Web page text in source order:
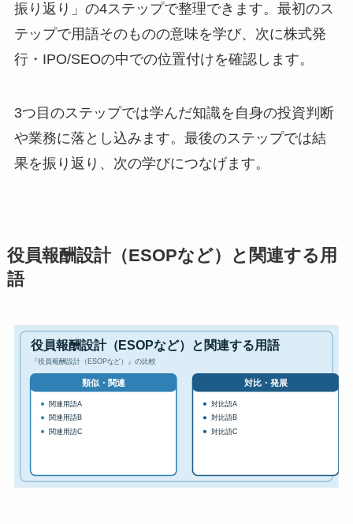
振り返り」の4ステップで整理できます。最初のス
テップで用語そのものの意味を学び、次に株式発
行・IPO/SEOの中での位置付けを確認します。
3つ目のステップでは学んだ知識を自身の投資判断
や業務に落とし込みます。最後のステップでは結
果を振り返り、次の学びにつなげます。
役員報酬設計（ESOPなど）と関連する用
語